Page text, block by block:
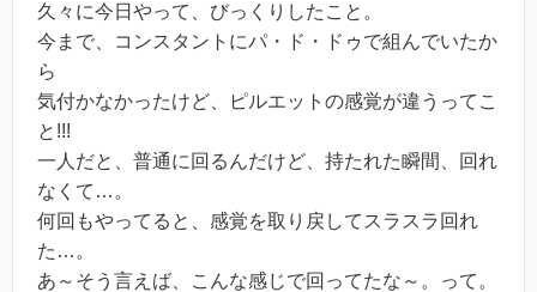
久々に今日やって、びっくりしたこと。
今まで、コンスタントにパ・ド・ドゥで組んでいたか
ら
気付かなかったけど、ピルエットの感覚が違うってこ
と!!!
一人だと、普通に回るんだけど、持たれた瞬間、回れ
なくて…。
何回もやってると、感覚を取り戻してスラスラ回れ
た…。
あ～そう言えば、こんな感じで回ってたな～。って。